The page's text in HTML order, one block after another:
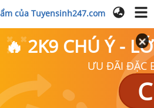
của Tuyensinh247.com
🔥 2K9 CHÚ Ý -
ƯU ĐÃI ĐẶC